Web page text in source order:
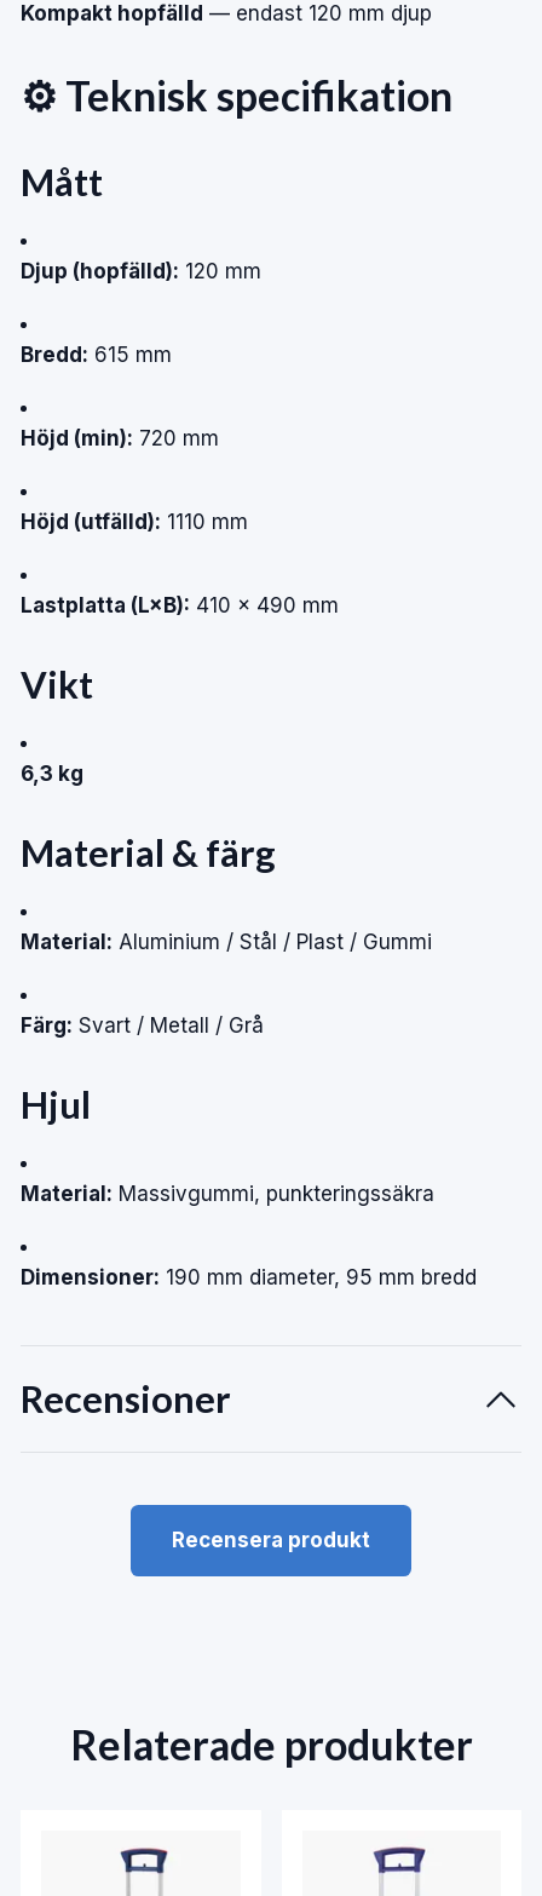
Kompakt hopfälld — endast 120 mm djup
⚙️ Teknisk specifikation
Mått
Djup (hopfälld): 120 mm
Bredd: 615 mm
Höjd (min): 720 mm
Höjd (utfälld): 1110 mm
Lastplatta (L×B): 410 × 490 mm
Vikt
6,3 kg
Material & färg
Material: Aluminium / Stål / Plast / Gummi
Färg: Svart / Metall / Grå
Hjul
Material: Massivgummi, punkteringssäkra
Dimensioner: 190 mm diameter, 95 mm bredd
Recensioner
Recensera produkt
Relaterade produkter